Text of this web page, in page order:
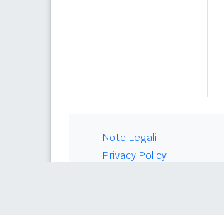
Note Legali
Privacy Policy